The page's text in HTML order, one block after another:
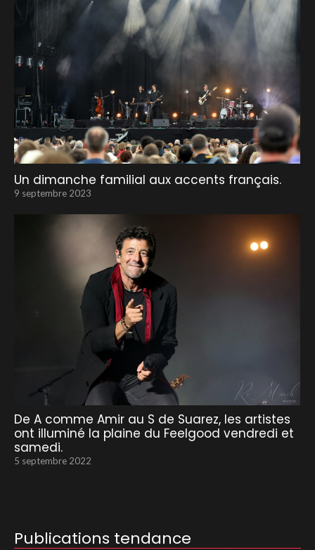
Un dimanche familial aux accents français.
9 septembre 2023
De A comme Amir au S de Suarez, les artistes
ont illuminé la plaine du Feelgood vendredi et
samedi.
5 septembre 2022
Publications tendance